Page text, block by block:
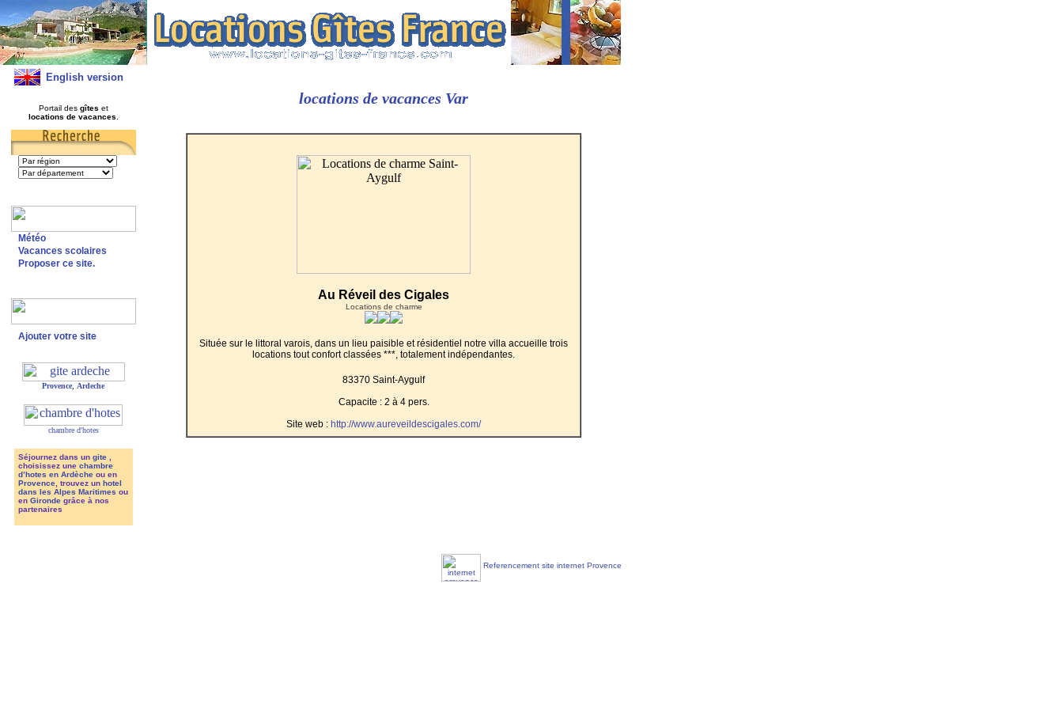
English version
Portail des gîtes et
locations de vacances
Météo
Vacances scolaires
Proposer ce site.
Ajouter votre site
Provence Ardeche
chambre d'hotes
Séjournez dans un gite
choisissez une chambre
d’hotes en Ardècheou en
Provence, trouvez un hotel
dans les Alpes Maritimes ou
en Girondegrâce à nos
partenaires
locations de vacances Var
Au Réveil des Cigales
Locations de charme
Située sur le littoral varois, dans un lieu paisible et résidentiel notre villa accueille trois
locations tout confort classées ***, totalement indépendantes.
83370 Saint-Aygulf
Capacite : 2 à 4 pers.
Site web : http://www.aureveildescigales.com/
Referencement site internet Provence